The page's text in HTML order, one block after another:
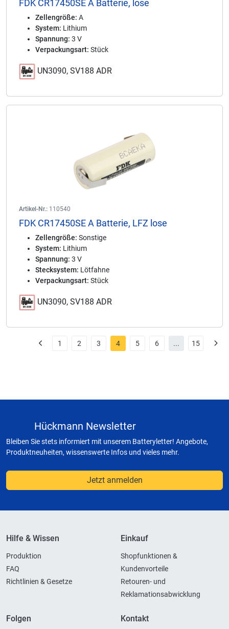
FDK CR17450SE A Batterie, lose
Zellengröße: A
System: Lithium
Spannung: 3 V
Verpackungsart: Stück
UN3090, SV188 ADR
Artikel-Nr.: 110540
FDK CR17450SE A Batterie, LFZ lose
Zellengröße: Sonstige
System: Lithium
Spannung: 3 V
Stecksystem: Lötfahne
Verpackungsart: Stück
UN3090, SV188 ADR
1 2 3 4 5 6 ... 15
Hückmann Newsletter
Bleiben Sie stets informiert mit unserem Batteryletter! Angebote,
Produktneuheiten, wissenswerte Infos und vieles mehr.
Jetzt anmelden
Hilfe & Wissen
Produktion
FAQ
Richtlinien & Gesetze
Einkauf
Shopfunktionen &
Kundenvorteile
Retouren- und
Reklamationsabwicklung
Folgen Kontakt